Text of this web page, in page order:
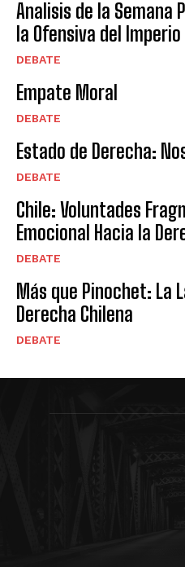
Analisis de la Semana
la Ofensiva del
DEBATE
Empate Moral
DEBATE
Estado de Derecha:
DEBATE
Chile: Voluntades
Emocional Hacia la
DEBATE
Más que Pinochet: La
Derecha Chilena
DEBATE